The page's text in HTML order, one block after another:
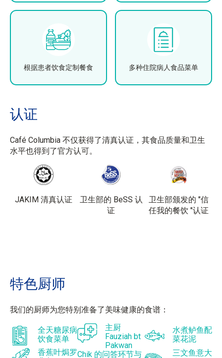
根据患者饮食定制餐食 多种住院病人食品菜单
认证
Café Columbia 不仅获得了清真认证，其食品质量和卫生
水平也得到了官方认可。
JAKIM 清真认证
卫生部的 BeSS 认
证
卫生部颁发的 "信
任我的餐饮 "认证
特色厨师
我们的厨师为您特别准备了美味健康的食谱：
全天糖尿病
饮食菜单
香蕉叶焗罗
主厨
Fauziah bt
Pakwan
Chik 的问答环节与
水煮鲈鱼配
菜花泥
三文鱼意大